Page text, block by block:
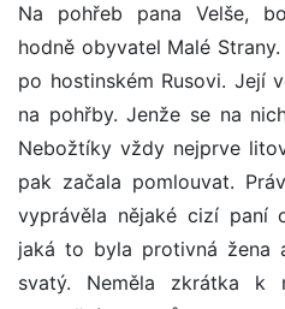
Na pohřeb pana Velše,
hodně obyvatel Malé
po hostinském Rusovi. Její
na pohřby. Jenže se na
Nebožtíky vždy nejprve
pak začala pomlouvat.
vyprávěla nějaké cizí paní
jaká to byla protivná žena
svatý. Neměla zkrátka k